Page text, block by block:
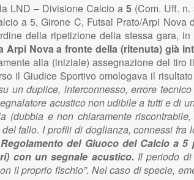
LND – Divisione Calcio a 5(Com. Uff. n.
a 5, Girone C, Futsal Prato/Arpi
della ripetizione della stessa gara, in
Nova a fronte della (ritenuta) già
alla (iniziale) assegnazione del
il Giudice Sportivo omologava il
un duplice, interconnesso, errore
acustico non udibile a tutti e di
(dubbia e non chiaramente
fallo. I profili di doglianza, connessi fra
del Giuoco del Calcio a
con un segnale acustico. Il periodo
il proprio fischio”. Nel caso di specie,